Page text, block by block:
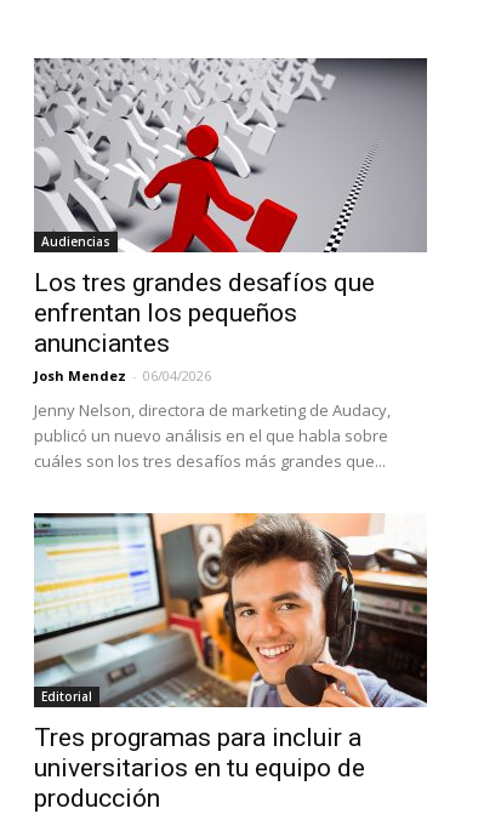
Audiencias
Los tres grandes desafíos que
enfrentan los pequeños
anunciantes
Josh Mendez - 06/04/2026
Jenny Nelson, directora de marketing de Audacy,
publicó un nuevo análisis en el que habla sobre
cuáles son los tres desafíos más grandes que...
Editorial
Tres programas para incluir a
universitarios en tu equipo de
producción